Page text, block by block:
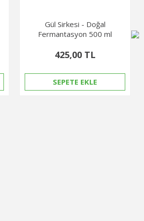
Gül Sirkesi - Doğal
Fermantasyon 500 ml
425,00 TL
SEPETE EKLE